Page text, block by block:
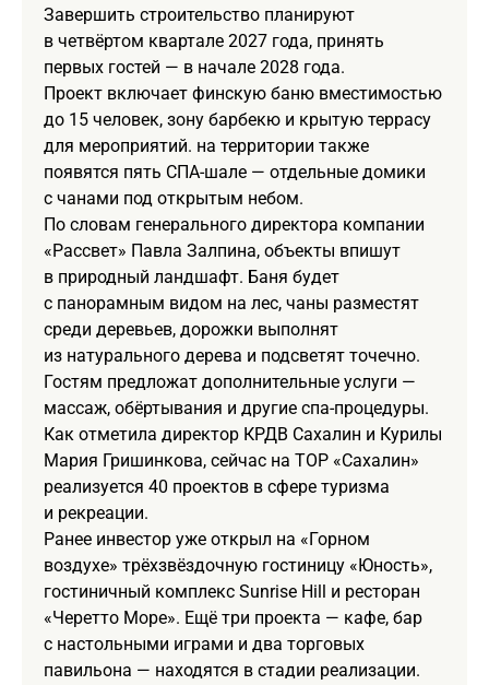
Завершить строительство планируют
в четвёртом квартале 2027 года, принять
первых гостей — в начале 2028 года.
Проект включает финскую баню вместимостью
до 15 человек, зону барбекю и крытую террасу
для мероприятий. на территории также
появятся пять СПА-шале — отдельные домики
с чанами под открытым небом.
По словам генерального директора компании
«Рассвет» Павла Залпина, объекты впишут
в природный ландшафт. Баня будет
с панорамным видом на лес, чаны разместят
среди деревьев, дорожки выполнят
из натурального дерева и подсветят точечно.
Гостям предложат дополнительные услуги —
массаж, обёртывания и другие спа-процедуры.
Как отметила директор КРДВ Сахалин и Курилы
Мария Гришинкова, сейчас на ТОР «Сахалин»
реализуется 40 проектов в сфере туризма
и рекреации.
Ранее инвестор уже открыл на «Горном
воздухе» трёхзвёздочную гостиницу «Юность»,
гостиничный комплекс Sunrise Hill и ресторан
«Черетто Море». Ещё три проекта — кафе, бар
с настольными играми и два торговых
павильона — находятся в стадии реализации.